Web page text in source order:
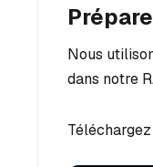
Nous
dans notre